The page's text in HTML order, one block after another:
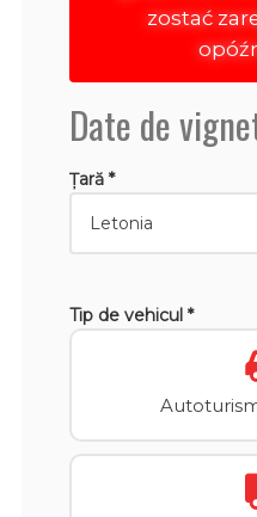
zostać
Date de
Țară *
Tip de vehicul *